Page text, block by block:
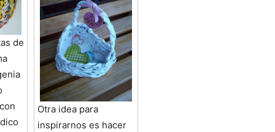
de
Otra idea para
inspirarnos es hacer